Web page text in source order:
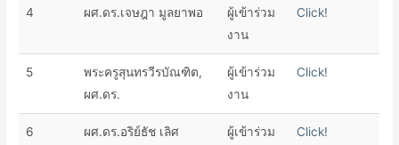
4 ผศ.ดร.เจษฎา มูลยาพอ
ผู้เข้าร่วม
งาน
Click!
5
พระครูสุนทรวีรบัณฑิต,
ผศ.ดร.
ผู้เข้าร่วม
งาน
Click!
6
ผศ.ดร.อริย์ธัช เลิศ
ผู้เข้าร่วม
Click!